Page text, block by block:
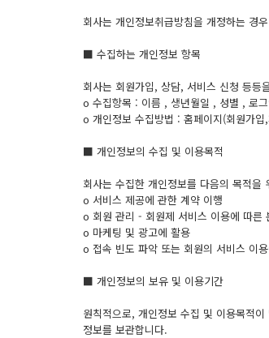
회사는 개인정보취급방침을 개정하는 경
■ 수집하는 개인정보 항목
회사는 회원가입, 상담, 서비스 신청 등등
ο 수집항목 : 이름 , 생년월일 , 성별 , 로
ο 개인정보 수집방법 : 홈페이지(회원가입
■ 개인정보의 수집 및 이용목적
회사는 수집한 개인정보를 다음의 목적을
ο 서비스 제공에 관한 계약 이행
ο 회원 관리 - 회원제 서비스 이용에 따른
ο 마케팅 및 광고에 활용
ο 접속 빈도 파악 또는 회원의 서비스 이
■ 개인정보의 보유 및 이용기간
원칙적으로, 개인정보 수집 및 이용목적
정보를 보관합니다.